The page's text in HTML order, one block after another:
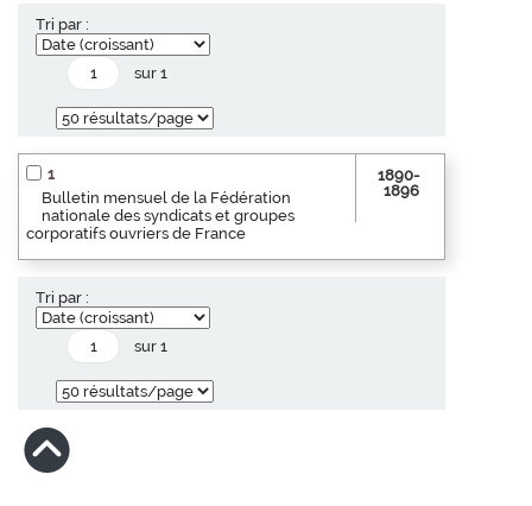
Tri par :
sur 1
1
Bulletin mensuel de la Fédération
nationale des syndicats et groupes
corporatifs ouvriers de France
1890-
1896
Tri par :
sur 1